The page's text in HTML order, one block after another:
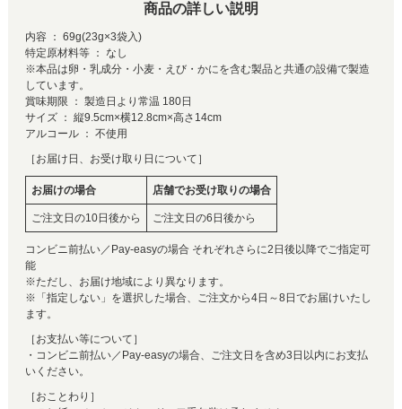
商品の詳しい説明
内容 ： 69g(23g×3袋入)
特定原材料等 ： なし
※本品は卵・乳成分・小麦・えび・かにを含む製品と共通の設備で製造
しています。
賞味期限 ： 製造日より常温 180日
サイズ ： 縦9.5cm×横12.8cm×高さ14cm
アルコール ： 不使用
［お届け日、お受け取り日について］
お届けの場合 店舗でお受け取りの場合
ご注文日の10日後から ご注文日の6日後から
コンビニ前払い／Pay-easyの場合 それぞれさらに2日後以降でご指定可
能
※ただし、お届け地域により異なります。
※「指定しない」を選択した場合、ご注文から4日～8日でお届けいたし
ます。
［お支払い等について］
・コンビニ前払い／Pay-easyの場合、ご注文日を含め3日以内にお支払
いください。
［おことわり］